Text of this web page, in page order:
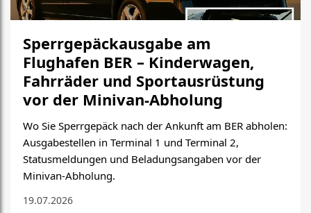
Sperrgepäckausgabe am
Flughafen BER – Kinderwagen,
Fahrräder und Sportausrüstung
vor der Minivan-Abholung
Wo Sie Sperrgepäck nach der Ankunft am BER abholen:
Ausgabestellen in Terminal 1 und Terminal 2,
Statusmeldungen und Beladungsangaben vor der
Minivan-Abholung.
19.07.2026